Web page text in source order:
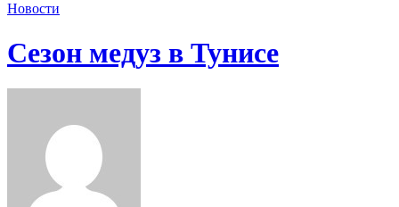
Новости
Сезон медуз в Тунисе